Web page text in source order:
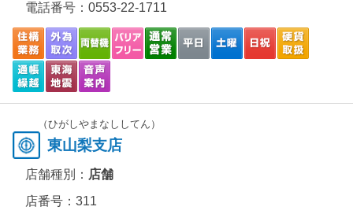
電話番号： 0553-22-1711
（ひがしやまなししてん）
東山梨支店
店舗種別： 店舗
店番号：311